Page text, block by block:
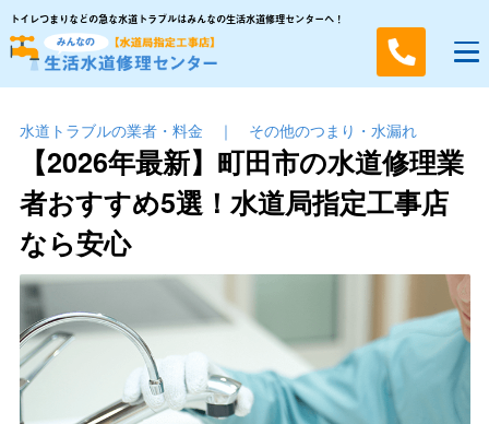
トイレつまりなどの急な水道トラブルはみんなの生活水道修理センターへ！
水道トラブルの業者・料金 ｜ その他のつまり・⽔漏れ
【2026年最新】町田市の水道修理業
者おすすめ5選！水道局指定工事店
なら安心